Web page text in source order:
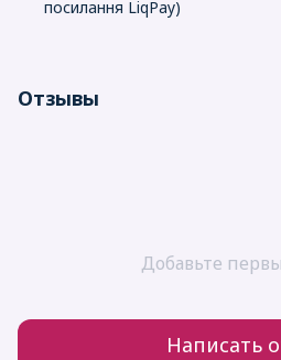
посилання LiqPay)
Отзывы
Добавьте
Написать